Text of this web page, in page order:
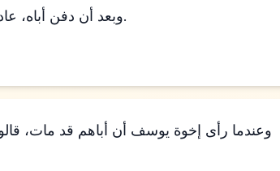
وبعد أن دفن أباه، عاد يوسف إلى مصر، هو وإخوته وكل من صعد معه ليدفن أباه.
وعندما رأى إخوة يوسف أن أباهم قد مات،